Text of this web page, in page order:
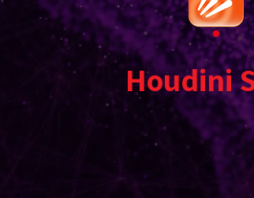
Houdini